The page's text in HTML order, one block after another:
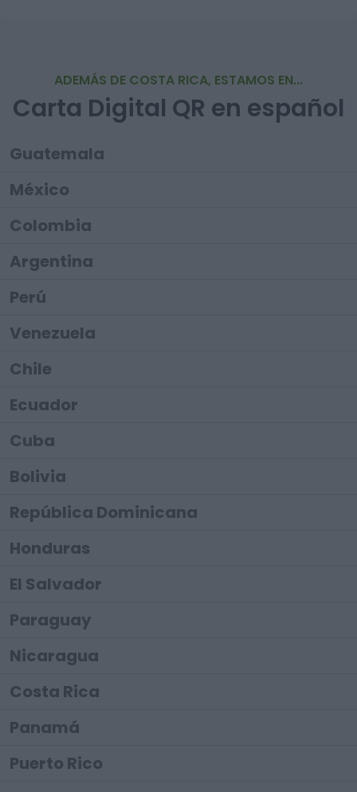
ADEMÁS DE COSTA RICA, ESTAMOS EN...
Carta Digital QR en español
Guatemala
México
Colombia
Argentina
Perú
Venezuela
Chile
Ecuador
Cuba
Bolivia
República Dominicana
Honduras
El Salvador
Paraguay
Nicaragua
Costa Rica
Panamá
Puerto Rico